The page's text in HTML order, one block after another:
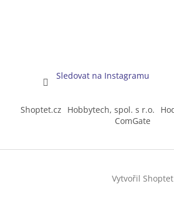
Sledovat na Instagramu
Shoptet.cz Hobbytech, spol. s r.o.
ComGate
Vytvořil Shoptet